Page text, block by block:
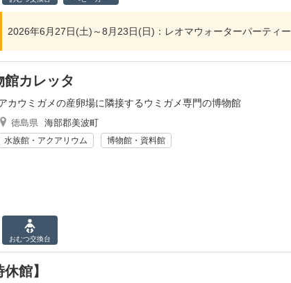
2026年6月27日(土)～8月23日(日)：レオマウォーターパーティー
館カレッタ
カウミガメの産卵場に隣接するウミガメ専門の博物館
徳島県 海部郡美波町
水族館・アクアリウム 博物館・資料館
おむつ交換台
館】